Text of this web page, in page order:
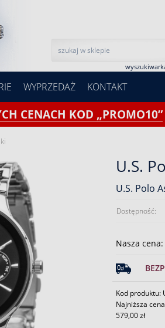
WYPRZEDAŻ KONTAKT
CENACH KOD „PROMO10”
U.S.
U.S. Polo
Dostępność:
Nasza cena:
Kod produktu:
Najniższa
579,00 zł